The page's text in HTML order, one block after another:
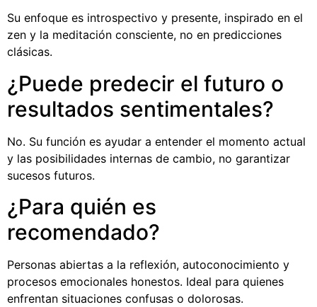
Su enfoque es introspectivo y presente, inspirado en el
zen y la meditación consciente, no en predicciones
clásicas.
¿Puede predecir el futuro o
resultados sentimentales?
No. Su función es ayudar a entender el momento actual
y las posibilidades internas de cambio, no garantizar
sucesos futuros.
¿Para quién es
recomendado?
Personas abiertas a la reflexión, autoconocimiento y
procesos emocionales honestos. Ideal para quienes
enfrentan situaciones confusas o dolorosas.